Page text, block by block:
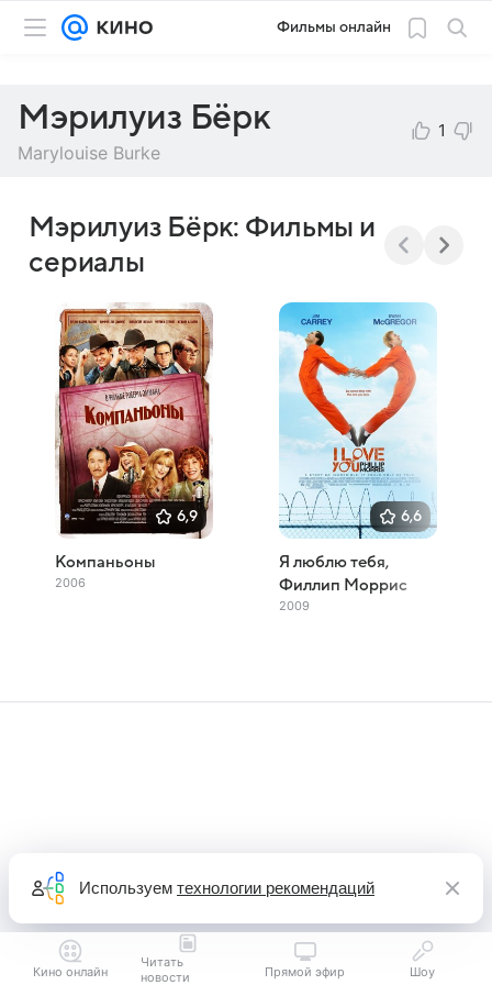
Фильмы онлайн
Мэрилуиз Бёрк
Marylouise Burke
1
Мэрилуиз Бёрк: Фильмы и
сериалы
6,9
Компаньоны
2006
6,6
Я люблю тебя,
Филлип Моррис
2009
Кино онлайн
Читать
новости
Прямой эфир Шоу
Используем технологии рекомендаций